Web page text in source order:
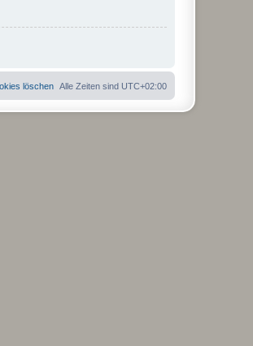
Alle Zeiten sind UTC+02:00
löschen